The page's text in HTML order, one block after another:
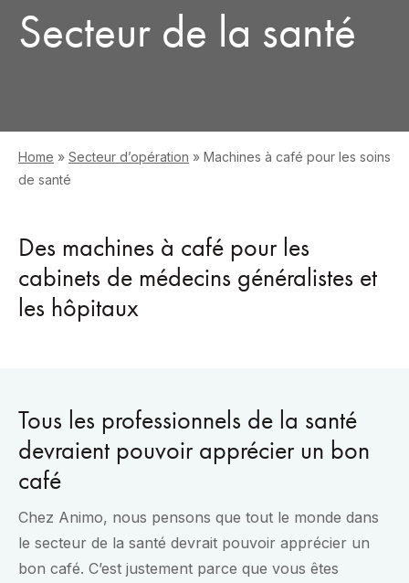
Home » Secteur d’opération » Machines à café pour les soins
de santé
Secteur de la santé
Des machines à café pour les
cabinets de médecins généralistes et
les hôpitaux
Tous les professionnels de la santé
devraient pouvoir apprécier un bon
café
Chez Animo, nous pensons que tout le monde dans
le secteur de la santé devrait pouvoir apprécier un
bon café. C’est justement parce que vous êtes